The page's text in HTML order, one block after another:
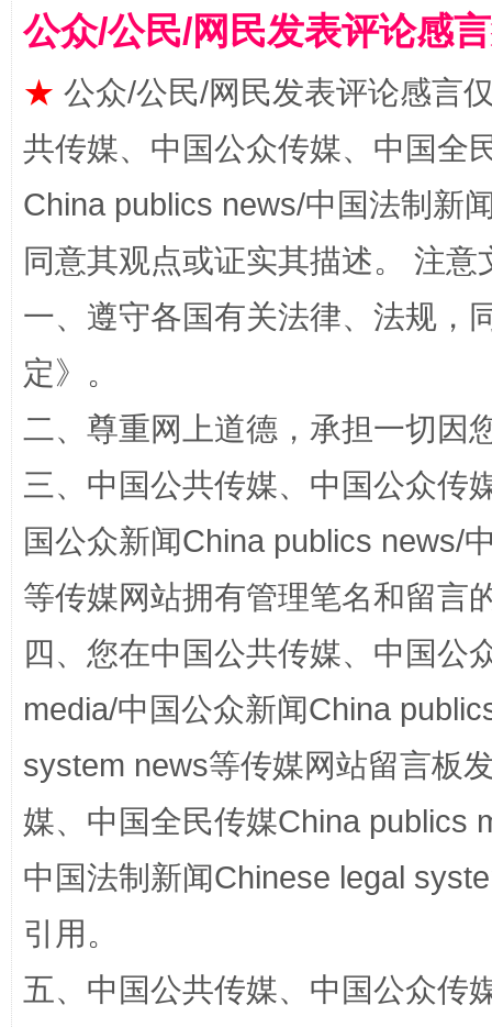
揭批美国五大"原罪" "炒
解纷+调解+退费，一次搞定
站台名比不上好声名
漫山遍野的桃花与雪山、麦地、白藏房
公众/公民/网民发表评论感
★ 公众/公民/网民发表评论感言
共传媒、中国公众传媒、中国全
China publics news/中国法制新
同意其观点或证实其描述。 注
一、遵守各国有关法律、法规，
定》。
二、尊重网上道德，承担一切因
三、中国公共传媒、中国公众传
国公众新闻China publics news/
等传媒网站拥有管理笔名和留言
四、您在中国公共传媒、中国公
media/中国公众新闻China
system news等传媒网站留言板
媒、中国全民传媒China publics
中国法制新闻Chinese legal
引用。
五、中国公共传媒、中国公众传